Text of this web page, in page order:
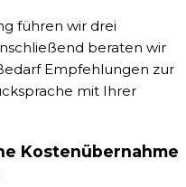
führen wir drei
beraten wir
Empfehlungen zur
mit Ihrer
Kostenübernahme